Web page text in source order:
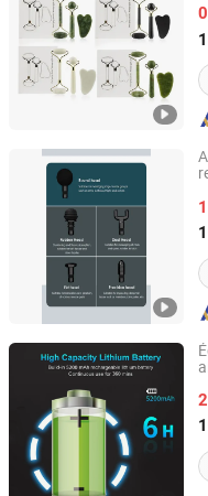
Liaoning, China
ZM Electronics Co., Ltd.
Guangdong, China
TIANJIN KONBEST
Tianjin, China